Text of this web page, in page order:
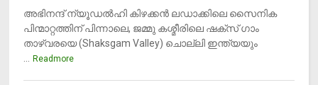
അഭിനന്ദ് ന്യൂഡൽഹി കിഴക്കൻ ലഡാക്കിലെ സൈനിക
പിന്മാറ്റത്തിന് പിന്നാലെ, ജമ്മു കശ്മീരിലെ ഷക്സ് ​ഗാം
താഴ്‌വരയെ (Shaksgam Valley) ചൊല്ലി ഇന്ത്യയും
Readmore